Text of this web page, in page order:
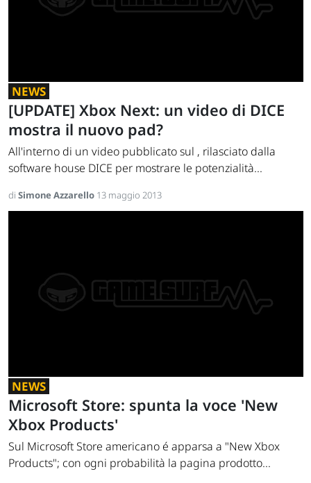
NEWS
[UPDATE] Xbox Next: un video di DICE
mostra il nuovo pad?
All'interno di un video pubblicato sul , rilasciato dalla
software house DICE per mostrare le potenzialità...
di Simone Azzarello 13 maggio 2013
NEWS
Microsoft Store: spunta la voce 'New
Xbox Products'
Sul Microsoft Store americano é apparsa a "New Xbox
Products"; con ogni probabilità la pagina prodotto...